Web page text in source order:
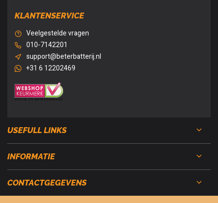
KLANTENSERVICE
Veelgestelde vragen
010-7142201
support@beterbatterij.nl
+31 6 12202469
USEFULL LINKS
INFORMATIE
CONTACTGEGEVENS